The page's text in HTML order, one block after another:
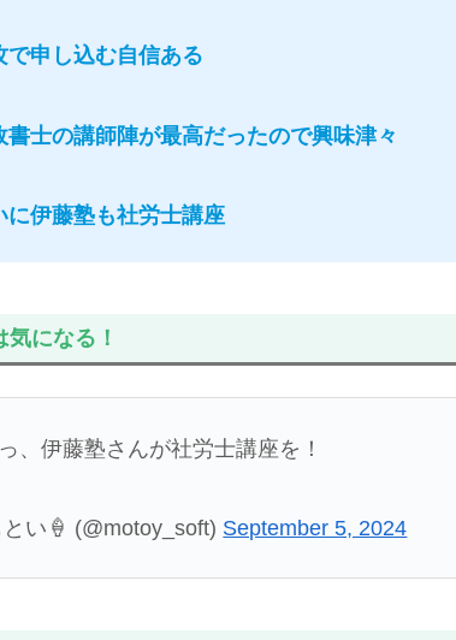
で申し込む自信ある
書士の講師陣が最高だったので興味津々
に伊藤塾も社労士講座
気になる！
、伊藤塾さんが社労士講座を！
い🍦 (@motoy_soft) September 5, 2024